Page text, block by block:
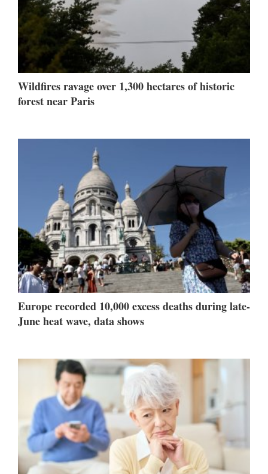
Wildfires ravage over 1,300 hectares of historic
forest near Paris
Europe recorded 10,000 excess deaths during late-
June heat wave, data shows